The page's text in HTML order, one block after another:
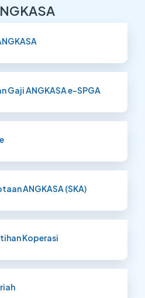
Gaji ANGKASA e-SPGA
ANGKASA (SKA)
Koperasi